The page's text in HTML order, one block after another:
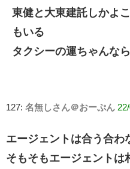
東健と大東建託しかよ
もいる
タクシーの運ちゃんな
127: 名無しさん＠おーぷん
エージェントは合う合わ
そもそもエージェントは